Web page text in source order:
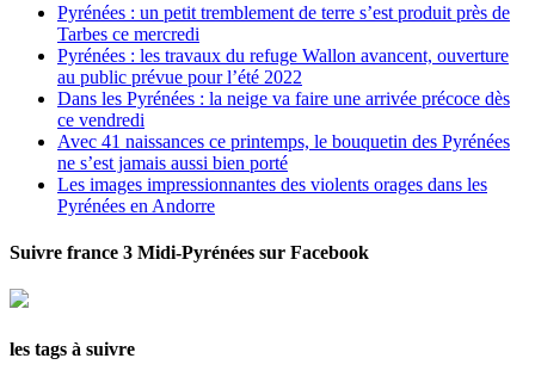
Pyrénées : un petit tremblement de terre s’est produit près de
Tarbes ce mercredi
Pyrénées : les travaux du refuge Wallon avancent, ouverture
au public prévue pour l’été 2022
Dans les Pyrénées : la neige va faire une arrivée précoce dès
ce vendredi
Avec 41 naissances ce printemps, le bouquetin des Pyrénées
ne s’est jamais aussi bien porté
Les images impressionnantes des violents orages dans les
Pyrénées en Andorre
Suivre france 3 Midi-Pyrénées sur Facebook
les tags à suivre